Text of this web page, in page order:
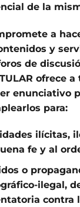
de la
a
y
de
ofrece a
enunciativo
para:
ilícitas,
fe y al
o
ilegal,
contra